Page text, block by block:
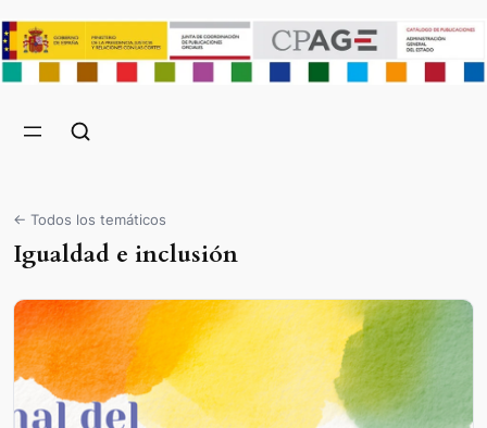
← Todos los temáticos
Igualdad e inclusión